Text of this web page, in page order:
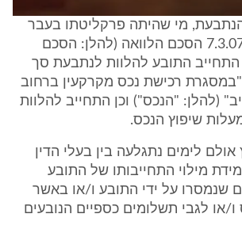
מי שהיתה פרקליטתו בעבר
מזה, נחתם ביום 7.3.07 הסכם הלוואה (להלן: הסכם
התחייב התובע להלוות לנתבעת סך
דולר "במסגרת רכישת נכס מקרקעין ברחוב
(להלן: "הנכס") וכן התחייב להלוות
שיפוץ הנכס.
לימים נתגלעה בין בעלי הדין
מילוי התחייבותו של התובע
שנמסרו על ידי התובע ו/או באשר
ו/או לגבי תשלומים כספיים הנובעים